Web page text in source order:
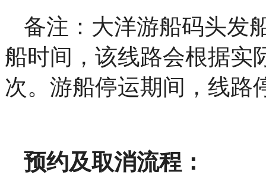
备注：大洋游船码头发
船时间，该线路会根据实
次。游船停运期间，线路
预约及取消流程：